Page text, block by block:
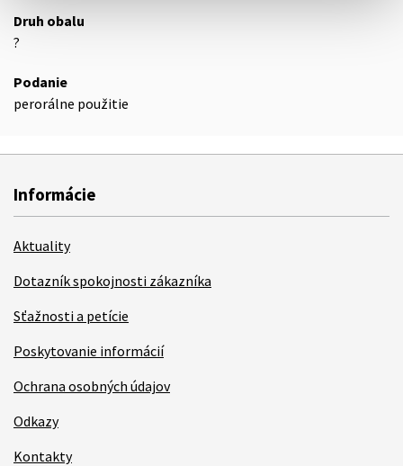
Druh obalu
?
Podanie
perorálne použitie
Informácie
Aktuality
Dotazník spokojnosti zákazníka
Sťažnosti a petície
Poskytovanie informácií
Ochrana osobných údajov
Odkazy
Kontakty